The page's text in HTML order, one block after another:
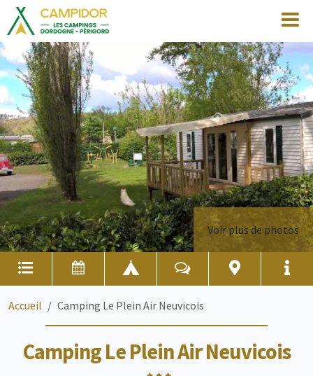
Voir plus de photos
Accueil Camping Le Plein Air Neuvicois
Camping Le Plein Air Neuvicois